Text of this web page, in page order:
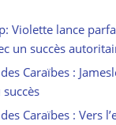
Violette lance
un succès
Caraïbes :
succès
Caraïbes : Vers